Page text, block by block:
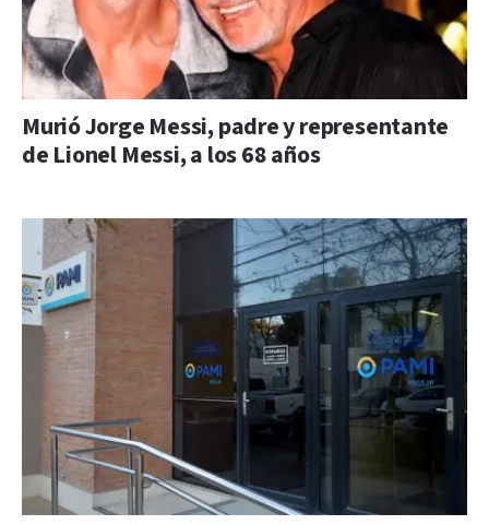
Murió Jorge Messi, padre y representante
de Lionel Messi, a los 68 años